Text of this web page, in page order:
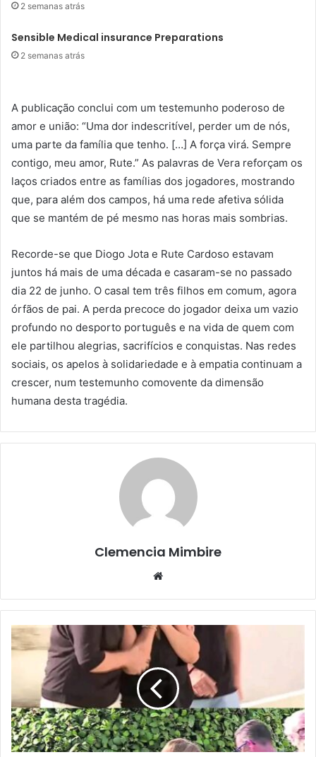
2 semanas atrás
Sensible Medical insurance Preparations
2 semanas atrás
A publicação conclui com um testemunho poderoso de
amor e união: “Uma dor indescritível, perder um de nós,
uma parte da família que tenho. […] A força virá. Sempre
contigo, meu amor, Rute.” As palavras de Vera reforçam os
laços criados entre as famílias dos jogadores, mostrando
que, para além dos campos, há uma rede afetiva sólida
que se mantém de pé mesmo nas horas mais sombrias.
Recorde-se que Diogo Jota e Rute Cardoso estavam
juntos há mais de uma década e casaram-se no passado
dia 22 de junho. O casal tem três filhos em comum, agora
órfãos de pai. A perda precoce do jogador deixa um vazio
profundo no desporto português e na vida de quem com
ele partilhou alegrias, sacrifícios e conquistas. Nas redes
sociais, os apelos à solidariedade e à empatia continuam a
crescer, num testemunho comovente da dimensão
humana desta tragédia.
Clemencia Mimbire
Website